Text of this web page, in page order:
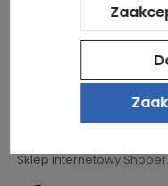
Sklep internetowy